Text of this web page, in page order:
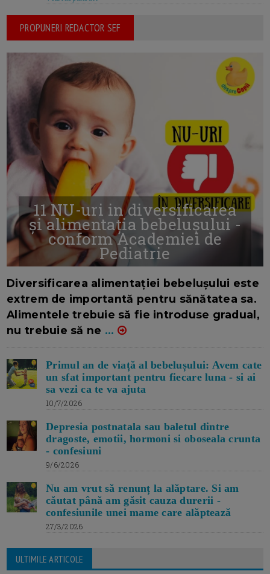
PROPUNERI REDACTOR SEF
11 NU-uri in diversificarea
și alimentația bebelușului -
conform Academiei de
Pediatrie
Diversificarea alimentației bebelușului este
extrem de importantă pentru sănătatea sa.
Alimentele trebuie să fie introduse gradual,
nu trebuie să ne ...
Primul an de viață al bebelușului: Avem cate
un sfat important pentru fiecare luna - si ai
sa vezi ca te va ajuta
10/7/2026
Depresia postnatala sau baletul dintre
dragoste, emotii, hormoni si oboseala crunta
- confesiuni
9/6/2026
Nu am vrut să renunț la alăptare. Si am
căutat până am găsit cauza durerii -
confesiunile unei mame care alăptează
27/3/2026
ULTIMILE ARTICOLE